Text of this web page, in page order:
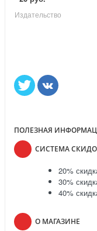
Издательство
ПОЛЕЗНАЯ
СИСТЕМА
20%
30%
40%
О МАГАЗИНЕ